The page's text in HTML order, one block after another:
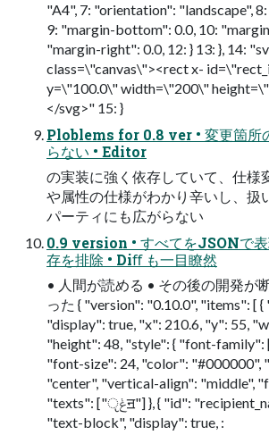
"A4", 7: "orientation": "landscape",
9: "margin-bottom": 0.0, 10:
"margin-right": 0.0, 12: } 13: }, 14:
class=\"canvas\"><rect x-
y=\"100.0\" width=\"200\"
</svg>" 15: }
Ploblems for 0.8 ver • 変更箇所
らない • Editor
の実装に強く依存していて、仕様
や属性の仕様がわかり⾟いし、扱
パーティにも広がらない
0.9 version • すべてをJSONで
存を排除 • Diﬀ も⼀⽬瞭然
• ⼈間が読める • その後の開発が
った { "version": "0.10.0", "items": [
"display": true, "x": 210.6, "y": 55,
"height": 48, "style": { "font-
"font-size": 24, "color": "#000000",
"center", "vertical-align": "middle",
"texts": ["ݟੵॻ"] }, { "id": "recipient_name", "type":
"text-block", "display": true, :